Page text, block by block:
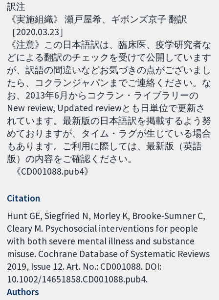
訳注
《実施組織》 瀬戸屋希、ギボンズ京子 翻訳
［2020.03.23］
《注意》この日本語訳は、臨床医、疫学研究者な
どによる翻訳のチェックを受けて公開しています
が、訳語の間違いなどお気づきの点がございまし
たら、コクランジャパンまでご連絡ください。な
お、2013年6月からコクラン・ライブラリーの
New review, Updated reviewとも日単位で更新さ
れています。最新版の日本語訳を掲載するよう努
めておりますが、タイム・ラグが生じている場合
もあります。ご利用に際しては、最新版（英語
版）の内容をご確認ください。
《CD001088.pub4》
Citation
Hunt GE, Siegfried N, Morley K, Brooke-Sumner C,
Cleary M. Psychosocial interventions for people
with both severe mental illness and substance
misuse. Cochrane Database of Systematic Reviews
2019, Issue 12. Art. No.: CD001088. DOI:
10.1002/14651858.CD001088.pub4.
Authors